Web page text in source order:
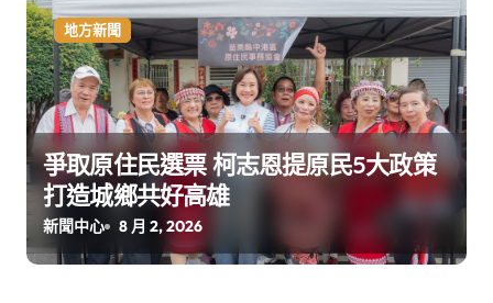
地方新聞
爭取原住民選票 柯志恩提原民5大政策
打造城鄉共好高雄
新聞中心 8 月 2, 2026